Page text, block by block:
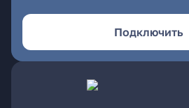
Подключить